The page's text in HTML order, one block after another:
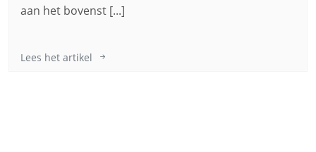
aan het bovenst [...]
Lees het artikel